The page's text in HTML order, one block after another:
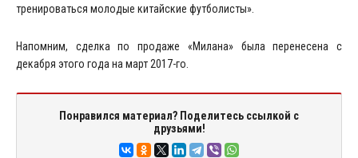
тренироваться молодые китайские футболисты».
Напомним, сделка по продаже «Милана» была перенесена с
декабря этого года на март 2017-го.
Понравился материал? Поделитесь ссылкой с
друзьями!